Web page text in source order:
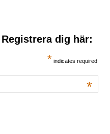
dig här:
* indicates required
*